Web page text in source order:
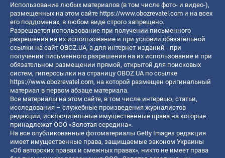
Использование любых материалов (в том числе фото- и видео-),
размещенных на этом сайте https://www.obozrevatel.com и на всех
его поддоменах, в любом виде строго запрещено.
Разрешается использование при получении письменного
разрешения на их использование и при условии обязательной
ссылки на сайт OBOZ.UA, а для интернет-изданий - при
получении письменного разрешения на их использование и при
обязательном размещении прямой, открытой для поисковых
систем, гиперссылки на страницу OBOZ.UA по ссылке
https://www.obozrevatel.com, на которой размещен оригинальный
материал в первом абзаце материала.
Все материалы на этом сайте, в том числе интервью, статьи,
исследования – служебные произведения журналистов
редакции, исключительные имущественные права на которые
принадлежат ООО «Золотая середина».
На все опубликованные фотоматериалы Getty Images редакция
имеет имущественные права, защищаемые законом Украины
«Об авторских правах и смежных правах», никто не имеет права